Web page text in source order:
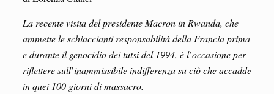
La recente visita del presidente Macron in Rwanda, che
ammette le schiaccianti responsabilità della Francia prima
e durante il genocidio dei tutsi del 1994, è l’occasione per
riflettere sull’inammissibile indifferenza su ciò che accadde
in quei 100 giorni di massacro.